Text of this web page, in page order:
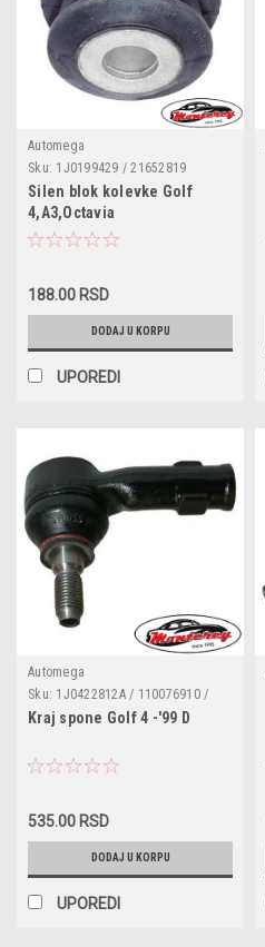
Automega
Sku: 1J0199429 / 21652819
Silen blok kolevke Golf
4,A3,Octavia
188.00 RSD
DODAJ U KORPU
UPOREDI
Automega
Sku: 1J0422812A / 110076910 /
G1543 / 1J0422812
Kraj spone Golf 4 -'99 D
535.00 RSD
DODAJ U KORPU
UPOREDI